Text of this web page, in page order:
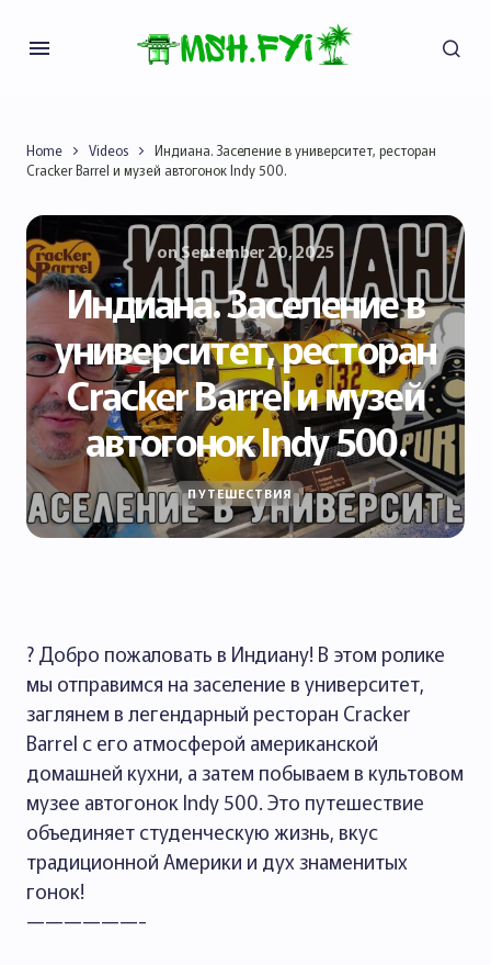
Home Videos
Индиана. Заселение в университет, ресторан
Cracker Barrel и музей автогонок Indy 500.
on September 20, 2025
Индиана. Заселение в
университет, ресторан
Cracker Barrel и музей
автогонок Indy 500.
ПУТЕШЕСТВИЯ
? Добро пожаловать в Индиану! В этом ролике
мы отправимся на заселение в университет,
заглянем в легендарный ресторан Cracker
Barrel с его атмосферой американской
домашней кухни, а затем побываем в культовом
музее автогонок Indy 500. Это путешествие
объединяет студенческую жизнь, вкус
традиционной Америки и дух знаменитых
гонок!
——————-